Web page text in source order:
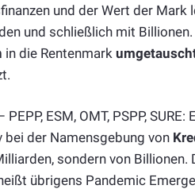
und der Wert der
und schließlich mit
in die Rentenmark
PEPP, ESM, OMT, PSPP,
bei der Namensgebung von
sondern von
übrigens Pandemic